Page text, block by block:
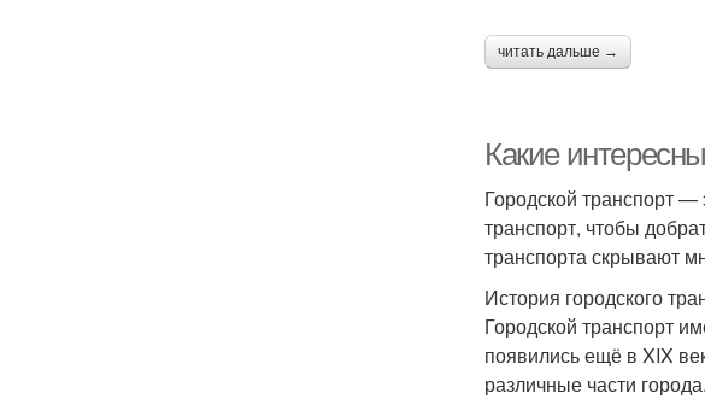
читать дальше →
Какие
Городской транспорт
транспорт, чтобы
транспорта скрывают
История городского
Городской транспорт
появились ещё в XIX
различные части города.